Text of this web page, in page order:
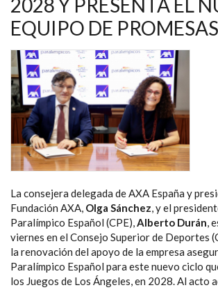
PARA
MUNDIAL
DE
NATACIÓN
PARALÍMPICA
DE
SINGAPUR
2028 Y PRESENTA EL
EQUIPO DE PROMESAS
La consejera delegada de AXA España y
Fundación AXA, Olga Sánchez, y el
Paralímpico Español (CPE),Alberto Durán,
viernes en el Consejo Superior de Deportes
la renovación del apoyo de la empresa
Paralímpico Español para este nuevo ciclo
los Juegos de Los Ángeles, en 2028. Al acto